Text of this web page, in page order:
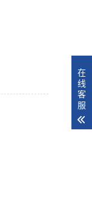
在
线
客
服